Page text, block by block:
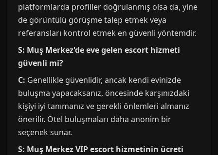
platformlarda profiller doğrulanmış olsa da, yine
de görüntülü görüşme talep etmek veya
referansları kontrol etmek en güvenli yöntemdir.
S: Muş Merkez'de eve gelen escort hizmeti
güvenli mi?
C: Genellikle güvenlidir, ancak kendi evinizde
buluşma yapacaksanız, öncesinde karşınızdaki
kişiyi iyi tanımanız ve gerekli önlemleri almanız
önerilir. Otel buluşmaları daha anonim bir
seçenek sunar.
S: Muş Merkez VIP escort hizmetinin ücreti